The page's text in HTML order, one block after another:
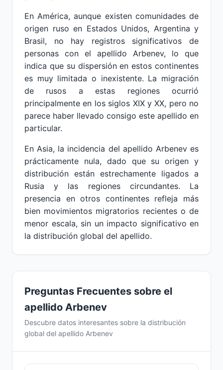
En América, aunque existen comunidades de
origen ruso en Estados Unidos, Argentina y
Brasil, no hay registros significativos de
personas con el apellido Arbenev, lo que
indica que su dispersión en estos continentes
es muy limitada o inexistente. La migración
de rusos a estas regiones ocurrió
principalmente en los siglos XIX y XX, pero no
parece haber llevado consigo este apellido en
particular.
En Asia, la incidencia del apellido Arbenev es
prácticamente nula, dado que su origen y
distribución están estrechamente ligados a
Rusia y las regiones circundantes. La
presencia en otros continentes refleja más
bien movimientos migratorios recientes o de
menor escala, sin un impacto significativo en
la distribución global del apellido.
Preguntas Frecuentes sobre el
apellido Arbenev
Descubre datos interesantes sobre la distribución
global del apellido Arbenev